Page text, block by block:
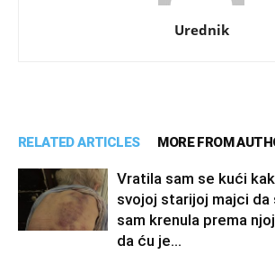
Urednik
RELATED ARTICLES MORE FROM
Vratila sam se kući
svojoj starijoj majci da
sam krenula prema
da ću je...